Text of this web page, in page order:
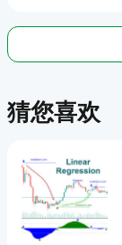
aims
technical
analysis
marking
high-
probability
trading
zones
for
猜您喜欢